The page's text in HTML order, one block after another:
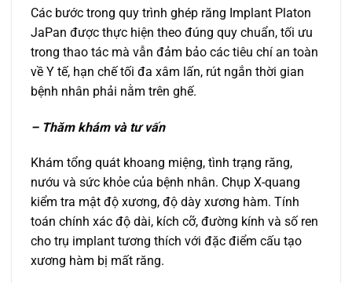
Các bước trong quy trình ghép răng Implant Platon
JaPan được thực hiện theo đúng quy chuẩn, tối ưu
trong thao tác mà vẫn đảm bảo các tiêu chí an toàn
về Y tế, hạn chế tối đa xâm lấn, rút ngắn thời gian
bệnh nhân phải nằm trên ghế.
– Thăm khám và tư vấn
Khám tổng quát khoang miệng, tình trạng răng,
nướu và sức khỏe của bệnh nhân. Chụp X-quang
kiểm tra mật độ xương, độ dày xương hàm. Tính
toán chính xác độ dài, kích cỡ, đường kính và số ren
cho trụ implant tương thích với đặc điểm cấu tạo
xương hàm bị mất răng.